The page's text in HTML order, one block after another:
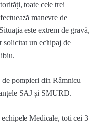
toate cele trei
manevre de
este extrem de gravă,
solicitat un echipaj de
de pompieri din Râmnicu
SAJ și SMURD.
Medicale, toti cei 3